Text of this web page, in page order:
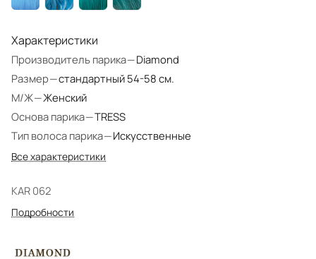
Характеристики
Производитель парика—Diamond
Размер—стандартный 54-58 см.
М/Ж—Женский
Основа парика—TRESS
Тип волоса парика—Искусственные
Все характеристики
KAR 062
Подробности